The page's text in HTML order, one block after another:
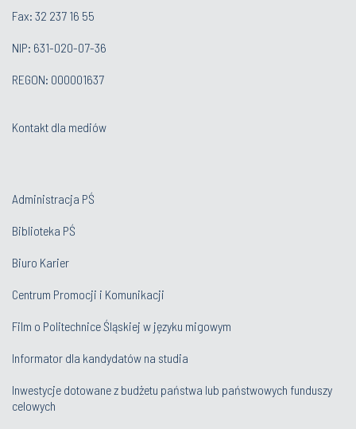
Fax: 32 237 16 55
NIP: 631-020-07-36
REGON: 000001637
Kontakt dla mediów
Administracja PŚ
Biblioteka PŚ
Biuro Karier
Centrum Promocji i Komunikacji
Film o Politechnice Śląskiej w języku migowym
Informator dla kandydatów na studia
Inwestycje dotowane z budżetu państwa lub państwowych funduszy
celowych